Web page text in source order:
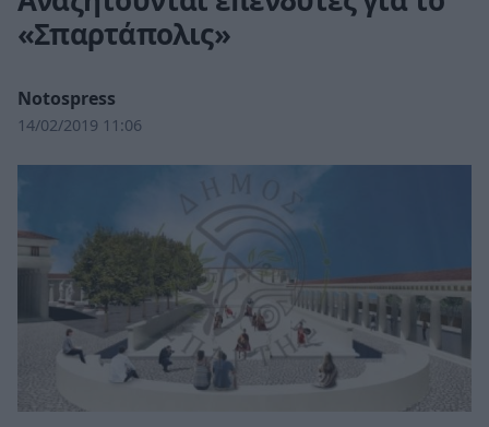
«Σπαρτάπολις»
Notospress
14/02/2019 11:06